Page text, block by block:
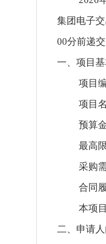
集团电子
00分前递
一、项目
项目
项目
预算
最高
采购
合同
本项
二、申请